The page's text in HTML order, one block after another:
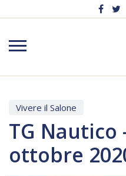
Vivere il Salone
TG Nautico
ottobre